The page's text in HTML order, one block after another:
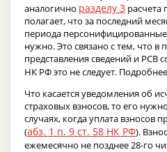
аналогично разделу 3 расчета
полагает, что за последний
периода персонифицированные
нужно. Это связано с тем, что в
представления сведений и РСВ
НК РФ это не следует. Подробнее
Что касается уведомления об
страховых взносов, то его
случаях, когда уплата взносов
(абз. 1 п. 9 ст. 58 НК РФ).
ежемесячно не позднее 28-го